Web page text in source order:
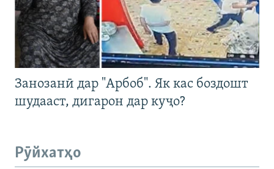
Занозанӣ дар "Арбоб". Як кас боздошт
шудааст, дигарон дар куҷо?
Рӯйхатҳо